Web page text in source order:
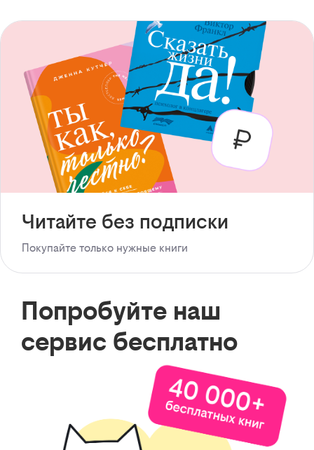
Читайте без подписки
Покупайте только нужные книги
Попробуйте наш
сервис бесплатно